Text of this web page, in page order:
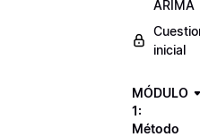
ARIMA
inicial
MÓDULO
1:
Método